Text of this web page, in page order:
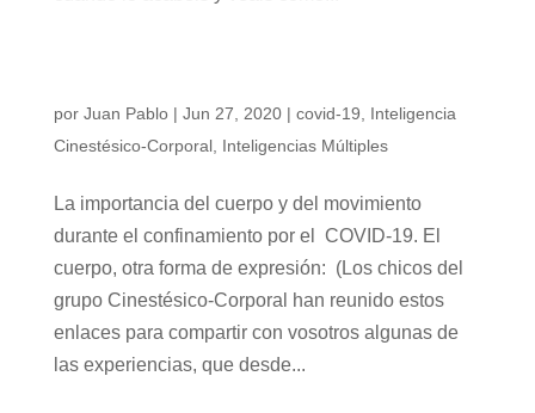
por Juan Pablo| Jun 27, 2020| covid-19
Inteligencia
Cinestésico-Corporal, Inteligencias Múltiples
La importancia del cuerpo y del movimiento
durante el confinamiento por el COVID-19. El
cuerpo, otra forma de expresión: (Los chicos del
grupo Cinestésico-Corporal han reunido estos
enlaces para compartir con vosotros algunas de
las experiencias, que desde...